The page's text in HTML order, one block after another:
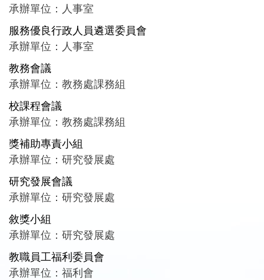
承辦單位：人事室
服務優良行政人員遴選委員會
承辦單位：人事室
教務會議
承辦單位：教務處課務組
校課程會議
承辦單位：教務處課務組
獎補助專責小組
承辦單位：研究發展處
研究發展會議
承辦單位：研究發展處
敘獎小組
承辦單位：研究發展處
教職員工福利委員會
承辦單位：福利會